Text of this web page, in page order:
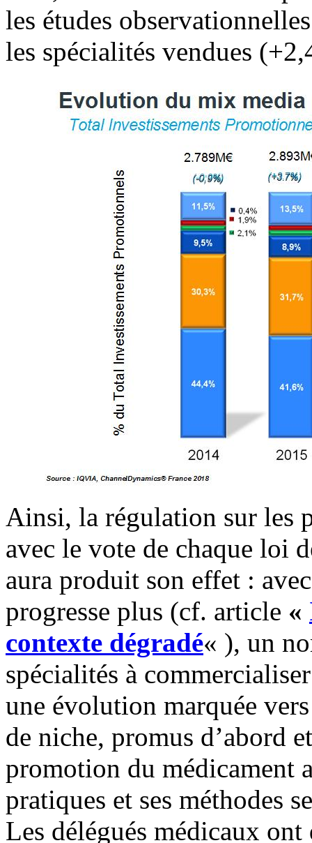
les études
les spécialités vendues
Ainsi, la régulation sur les
avec le vote de chaque loi
aura produit son effet :
progresse plus (cf. article «
contexte dégradé« ), un
spécialités à
une évolution marquée
de niche, promus d’abord
promotion du médicament
pratiques et ses méthodes
Les délégués médicaux